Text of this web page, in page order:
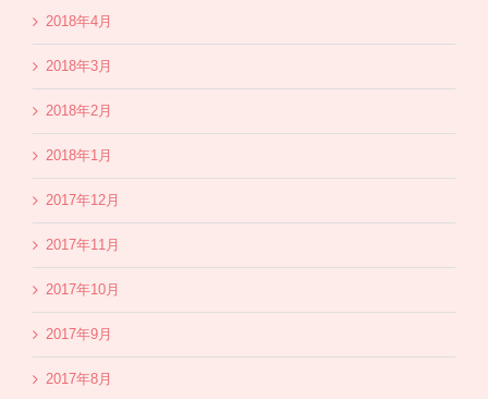
2018年4月
2018年3月
2018年2月
2018年1月
2017年12月
2017年11月
2017年10月
2017年9月
2017年8月